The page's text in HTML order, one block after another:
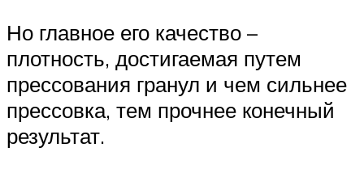
Но главное его качество –
плотность, достигаемая путем
прессования гранул и чем сильнее
прессовка, тем прочнее конечный
результат.